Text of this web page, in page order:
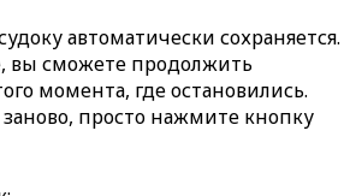
автоматически сохраняется.
вы сможете продолжить
момента, где остановились.
просто нажмите кнопку